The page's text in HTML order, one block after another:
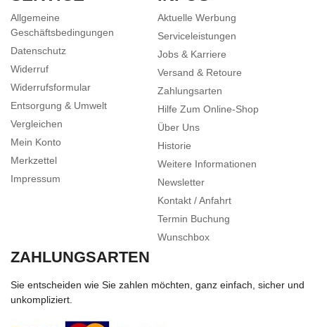
Allgemeine
Geschäftsbedingungen
Datenschutz
Widerruf
Widerrufsformular
Entsorgung & Umwelt
Vergleichen
Mein Konto
Merkzettel
Impressum
Aktuelle Werbung
Serviceleistungen
Jobs & Karriere
Versand & Retoure
Zahlungsarten
Hilfe Zum Online-Shop
Über Uns
Historie
Weitere Informationen
Newsletter
Kontakt / Anfahrt
Termin Buchung
Wunschbox
ZAHLUNGSARTEN
Sie entscheiden wie Sie zahlen möchten, ganz einfach, sicher und
unkompliziert.